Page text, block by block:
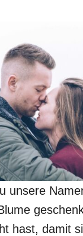
unsere
hast, damit